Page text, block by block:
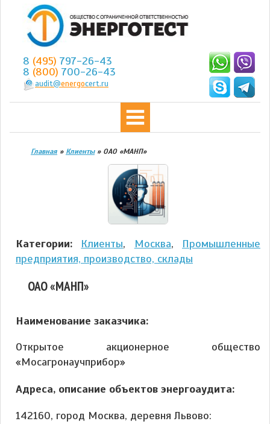
8 (495) 797-26-43
8 (800) 700-26-43
audit@energocert.ru
Главная » Клиенты» ОАО «МАНП»
Категории: Клиенты, Москва, Промышленные
предприятия, производство, склады
ОАО «МАНП»
Наименование заказчика:
Открытое акционерное общество
«Мосагронаучприбор»
Адреса, описание объектов энергоаудита:
142160, город Москва, деревня Львово: